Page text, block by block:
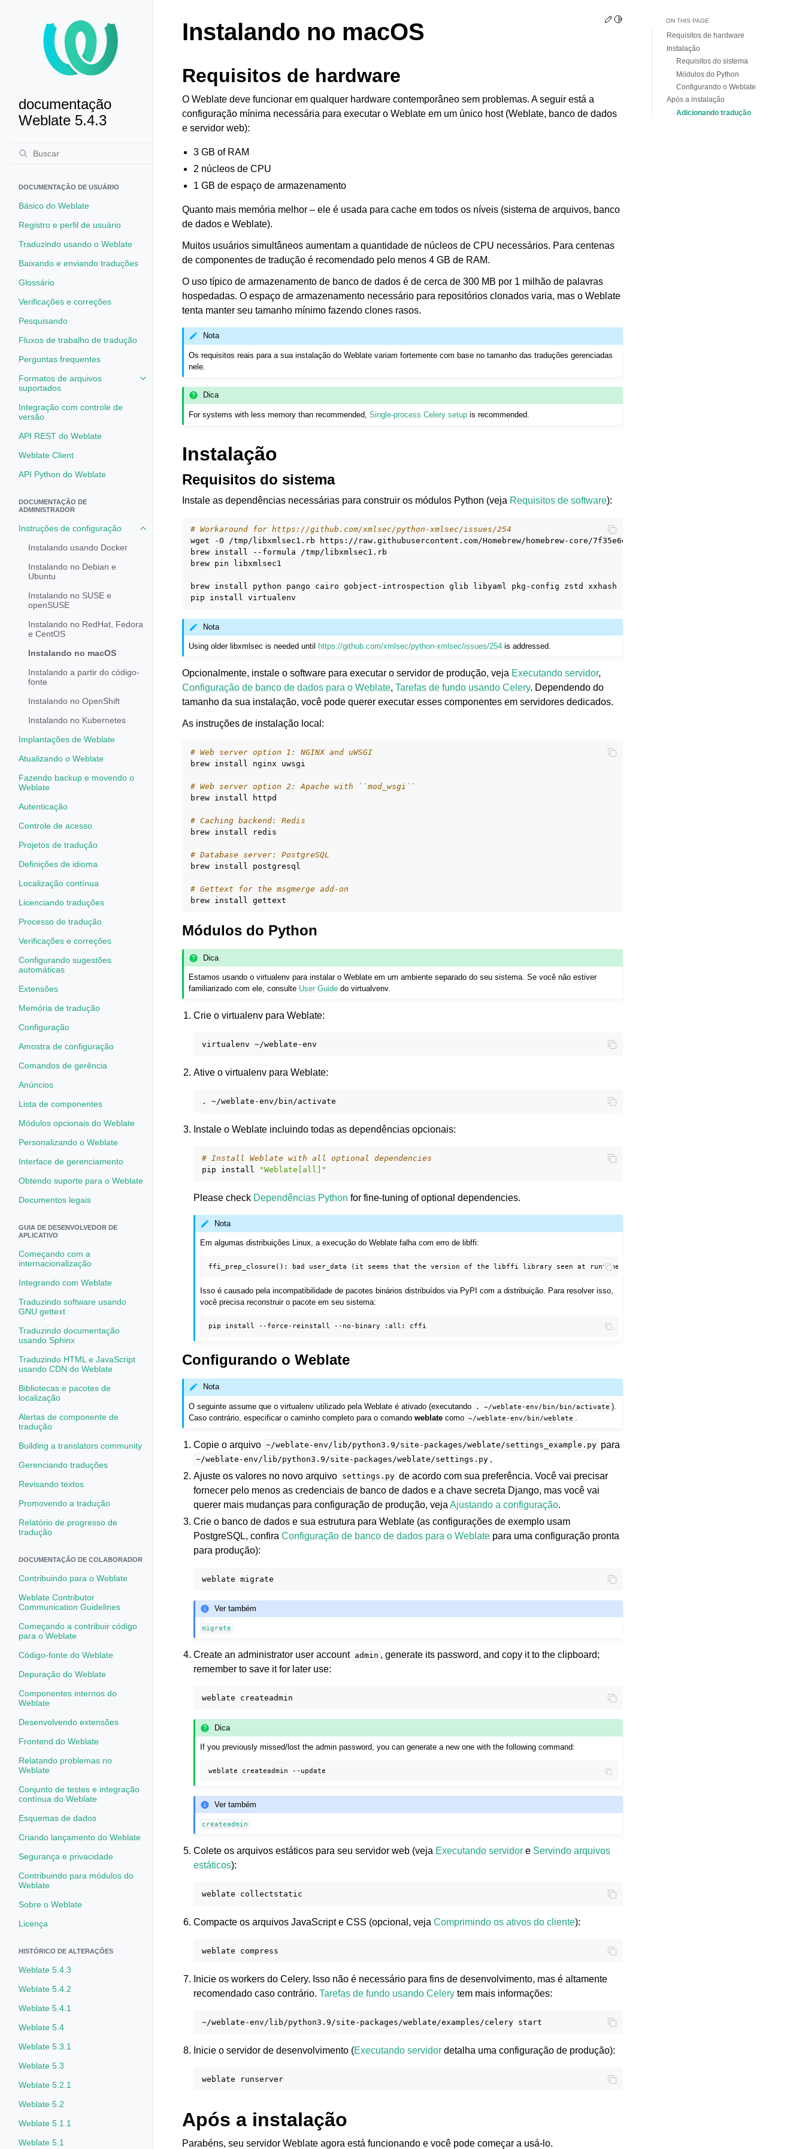
documentação
Weblate 5.4.3
DOCUMENTAÇÃO DE USUÁRIO
Básico do Weblate
Registro e perfil de usuário
Traduzindo usando o Weblate
Baixando e enviando traduções
Glossário
Verificações e correções
Pesquisando
Fluxos de trabalho de tradução
Perguntas frequentes
Formatos de arquivos
suportados
Toggle navigation of Formatos de arquivos suportados
Integração com controle de
versão
API REST do Weblate
Weblate Client
API Python do Weblate
DOCUMENTAÇÃO DE
ADMINISTRADOR
Instruções de configuração
Toggle navigation of Instruções de configuração
Instalando usando Docker
Instalando no Debian e
Ubuntu
Instalando no SUSE e
openSUSE
Instalando no RedHat, Fedora
e CentOS
Instalando no macOS
Instalando a partir do código-
fonte
Instalando no OpenShift
Instalando no Kubernetes
Implantações de Weblate
Atualizando o Weblate
Fazendo backup e movendo o
Weblate
Autenticação
Controle de acesso
Projetos de tradução
Definições de idioma
Localização contínua
Licenciando traduções
Processo de tradução
Verificações e correções
Configurando sugestões
automáticas
Extensões
Memória de tradução
Configuração
Amostra de configuração
Comandos de gerência
Anúncios
Lista de componentes
Módulos opcionais do Weblate
Personalizando o Weblate
Interface de gerenciamento
Obtendo suporte para o Weblate
Documentos legais
GUIA DE DESENVOLVEDOR DE
APLICATIVO
Começando com a
internacionalização
Integrando com Weblate
Traduzindo software usando
GNU gettext
Traduzindo documentação
usando Sphinx
Traduzindo HTML e JavaScript
usando CDN do Weblate
Bibliotecas e pacotes de
localização
Alertas de componente de
tradução
Building a translators community
Gerenciando traduções
Revisando textos
Promovendo a tradução
Relatório de progresso de
tradução
DOCUMENTAÇÃO DE COLABORADOR
Contribuindo para o Weblate
Weblate Contributor
Communication Guidelines
Começando a contribuir código
para o Weblate
Código-fonte do Weblate
Depuração do Weblate
Componentes internos do
Weblate
Desenvolvendo extensões
Frontend do Weblate
Relatando problemas no
Weblate
Conjunto de testes e integração
contínua do Weblate
Esquemas de dados
Criando lançamento do Weblate
Segurança e privacidade
Contribuindo para módulos do
Weblate
Sobre o Weblate
Licença
HISTÓRICO DE ALTERAÇÕES
Weblate 5.4.3
Weblate 5.4.2
Weblate 5.4.1
Weblate 5.4
Weblate 5.3.1
Weblate 5.3
Weblate 5.2.1
Weblate 5.2
Weblate 5.1.1
Weblate 5.1
Edit this page
Toggle Light / Dark / Auto color theme
Instalando no macOS
Requisitos de hardware
O Weblate deve funcionar em qualquer hardware contemporâneo sem problemas. A seguir está a
configuração mínima necessária para executar o Weblate em um único host (Weblate, banco de dados
e servidor web):
3 GB of RAM
2 núcleos de CPU
1 GB de espaço de armazenamento
Quanto mais memória melhor – ele é usada para cache em todos os níveis (sistema de arquivos, banco
de dados e Weblate).
Muitos usuários simultâneos aumentam a quantidade de núcleos de CPU necessários. Para centenas
de componentes de tradução é recomendado pelo menos 4 GB de RAM.
O uso típico de armazenamento de banco de dados é de cerca de 300 MB por 1 milhão de palavras
hospedadas. O espaço de armazenamento necessário para repositórios clonados varia, mas o Weblate
tenta manter seu tamanho mínimo fazendo clones rasos.
Nota
Os requisitos reais para a sua instalação do Weblate variam fortemente com base no tamanho das traduções gerenciadas
nele.
Dica
For systems with less memory than recommended,Single-process Celery setup is recommended.
Instalação
Requisitos do sistema
Instale as dependências necessárias para construir os módulos Python (veja Requisitos de software):
# Workaround for https://github.com/xmlsec/python-xmlsec/issues/254
wget
-O /tmp/libxmlsec1.rb
https://raw.githubusercontent.com/Homebrew/homebrew-core/7f35e6ede954326a10949891af2dba47bbe1fc17/
brew install --formula
/tmp/libxmlsec1.rb
brew pin libxmlsec1
brew install python pango cairo gobject-introspection glib libyaml pkg-config zstd
xxhash
pip
install
Nota
Using older libxmlsec is needed until https://github.com/xmlsec/python-xmlsec/issues/254 is addressed.
Opcionalmente, instale o software para executar o servidor de produção, veja Executando servidor,
Configuração de banco de dados para o Weblate, Tarefas de fundo usando Celery. Dependendo do
tamanho da sua instalação, você pode querer executar esses componentes em servidores dedicados.
As instruções de instalação local:
# Web server option 1: NGINX and uWSGI
brew install nginx uwsgi
# Web server option 2: Apache with ``mod_wsgi``
brew install httpd
# Caching backend: Redis
brew install redis
# Database server: PostgreSQL
brew install postgresql
# Gettext for the msgmerge add-on
brew install
Módulos do Python
Dica
Estamos usando o virtualenv para instalar o Weblate em um ambiente separado do seu sistema. Se você não estiver
familiarizado com ele, consulte User Guide do virtualvenv.
Crie o virtualenv para Weblate:
virtualenv
Ative o virtualenv para Weblate:
.
Instale o Weblate incluindo todas as dependências opcionais:
# Install Weblate with all optional dependencies
pip
install "Weblate[all]"
Please check Dependências Python for fine-tuning of optional dependencies.
Nota
Em algumas distribuições Linux, a execução do Weblate falha com erro de libffi:
Isso é causado pela incompatibilidade de pacotes binários distribuídos via PyPI com a distribuição. Para resolver isso,
você precisa reconstruir o pacote em seu sistema:
pip install --force-reinstall --no-binary :all:
Configurando o Weblate
Nota
O seguinte assume que o virtualenv utilizado pela Weblate é ativado (executando . ~/weblate-env/bin/bin/activate ).
Caso contrário, especificar o caminho completo para o comandoweblate como ~/weblate-env/bin/weblate
Copie o arquivo ~/weblate-env/lib/python3.9/site-packages/weblate/settings_example.py para
~/weblate-env/lib/python3.9/site-packages/weblate/settings.py .
Ajuste os valores no novo arquivo settings.py de acordo com sua preferência. Você vai precisar
fornecer pelo menos as credenciais de banco de dados e a chave secreta Django, mas você vai
querer mais mudanças para configuração de produção, vejaAjustando a configuração.
Crie o banco de dados e sua estrutura para Weblate (as configurações de exemplo usam
PostgreSQL, confiraConfiguração de banco de dados para o Weblate para uma configuração pronta
para produção):
weblate
Ver também
migrate
Create an administrator user account admin , generate its password, and copy it to the clipboard;
remember to save it for later use:
weblate
Dica
If you previously missed/lost the admin password, you can generate a new one with the following command:
weblate createadmin
Ver também
createadmin
Colete os arquivos estáticos para seu servidor web (veja Executando servidor e Servindo arquivos
estáticos):
weblate
Compacte os arquivos JavaScript e CSS (opcional, vejaComprimindo os ativos do cliente):
weblate
Inicie os workers do Celery. Isso não é necessário para fins de desenvolvimento, mas é altamente
recomendado caso contrário.Tarefas de fundo usando Celery tem mais informações:
~/weblate-env/lib/python3.9/site-packages/weblate/examples/celery
Inicie o servidor de desenvolvimento (Executando servidor detalha uma configuração de produção):
weblate
Após a instalação
Parabéns, seu servidor Weblate agora está funcionando e você pode começar a usá-lo.
ON THIS PAGE
Requisitos de hardware
Instalação
Requisitos do sistema
Módulos do Python
Configurando o Weblate
Após a instalação
Adicionando tradução